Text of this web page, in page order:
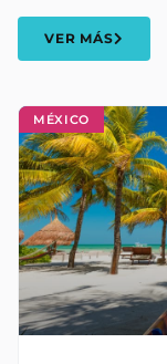
MÉXICO
VER MÁS